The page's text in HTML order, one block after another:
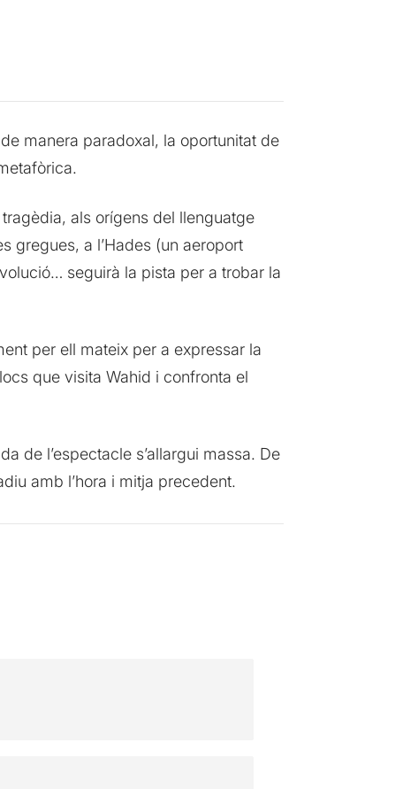
manera paradoxal, la oportunitat de
als orígens del llenguatge
gregues, a l’Hades (un aeroport
seguirà la pista per a trobar la
per ell mateix per a expressar la
que visita Wahid i confronta el
de l’espectacle s’allargui massa. De
amb l’hora i mitja precedent.